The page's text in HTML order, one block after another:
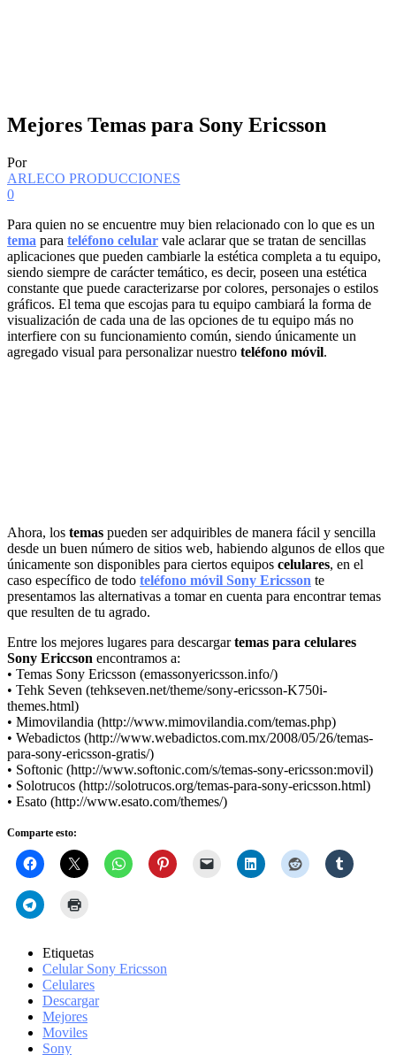
Mejores Temas para Sony Ericsson
Por
ARLECO PRODUCCIONES
0
Para quien no se encuentre muy bien relacionado con lo que es un
tema para teléfono celular vale aclarar que se tratan de sencillas
aplicaciones que pueden cambiarle la estética completa a tu equipo,
siendo siempre de carácter temático, es decir, poseen una estética
constante que puede caracterizarse por colores, personajes o estilos
gráficos. El tema que escojas para tu equipo cambiará la forma de
visualización de cada una de las opciones de tu equipo más no
interfiere con su funcionamiento común, siendo únicamente un
agregado visual para personalizar nuestro teléfono móvil.
Ahora, los temas pueden ser adquiribles de manera fácil y sencilla
desde un buen número de sitios web, habiendo algunos de ellos que
únicamente son disponibles para ciertos equipos celulares, en el
caso específico de todo teléfono móvil Sony Ericsson te
presentamos las alternativas a tomar en cuenta para encontrar temas
que resulten de tu agrado.
Entre los mejores lugares para descargartemas para celulares
Sony Ericcson encontramos a:
• Temas Sony Ericsson (emassonyericsson.info/)
• Tehk Seven (tehkseven.net/theme/sony-ericsson-K750i-
themes.html)
• Mimovilandia (http://www.mimovilandia.com/temas.php)
• Webadictos (http://www.webadictos.com.mx/2008/05/26/temas-
para-sony-ericsson-gratis/)
• Softonic (http://www.softonic.com/s/temas-sony-ericsson:movil)
• Solotrucos (http://solotrucos.org/temas-para-sony-ericsson.html)
• Esato (http://www.esato.com/themes/)
Comparte esto:
Etiquetas
Celular Sony Ericsson
Celulares
Descargar
Mejores
Moviles
Sony